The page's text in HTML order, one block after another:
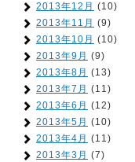
2013年12月 (10)
2013年11月 (9)
2013年10月 (10)
2013年9月 (9)
2013年8月 (13)
2013年7月 (11)
2013年6月 (12)
2013年5月 (10)
2013年4月 (11)
2013年3月 (7)